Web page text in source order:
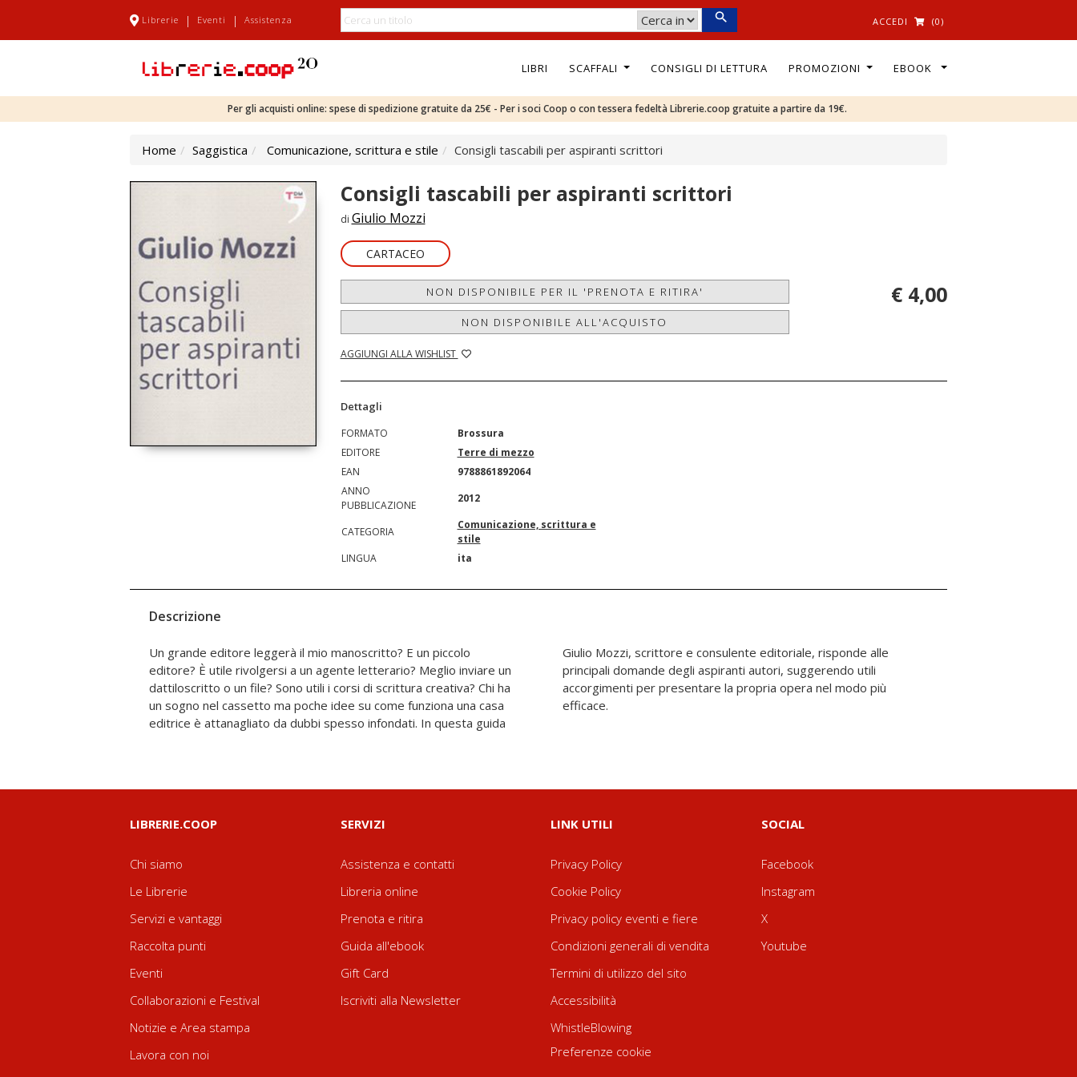
Librerie | Eventi | Assistenza ACCEDI (0)
LIBRI SCAFFALI CONSIGLI DI LETTURA PROMOZIONI EBOOK
Per gli acquisti online: spese di spedizione gratuite da 25€ - Per i soci Coop o con tessera fedeltà Librerie.coop gratuite a partire da 19€.
Home Saggistica Comunicazione, scrittura e stile Consigli tascabili per aspiranti scrittori
Consigli tascabili per aspiranti scrittori
di Giulio Mozzi
CARTACEO
NON DISPONIBILE PER IL 'PRENOTA E RITIRA'
NON DISPONIBILE ALL'ACQUISTO
AGGIUNGI ALLA WISHLIST
€ 4,00
Dettagli
FORMATO
Brossura
EDITORE
Terre di mezzo
EAN
9788861892064
ANNO
PUBBLICAZIONE
2012
CATEGORIA
Comunicazione, scrittura e
stile
LINGUA
ita
Descrizione
Un grande editore leggerà il mio manoscritto? E un piccolo
editore? È utile rivolgersi a un agente letterario? Meglio inviare un
dattiloscritto o un file? Sono utili i corsi di scrittura creativa? Chi ha
un sogno nel cassetto ma poche idee su come funziona una casa
editrice è attanagliato da dubbi spesso infondati. In questa guida
Giulio Mozzi, scrittore e consulente editoriale, risponde alle
principali domande degli aspiranti autori, suggerendo utili
accorgimenti per presentare la propria opera nel modo più
efficace.
LIBRERIE.COOP
Chi siamo
Le Librerie
Servizi e vantaggi
Raccolta punti
Eventi
Collaborazioni e Festival
Notizie e Area stampa
Lavora con noi
SERVIZI
Assistenza e contatti
Libreria online
Prenota e ritira
Guida all'ebook
Gift Card
Iscriviti alla Newsletter
LINK UTILI
Privacy Policy
Cookie Policy
Privacy policy eventi e fiere
Condizioni generali di vendita
Termini di utilizzo del sito
Accessibilità
WhistleBlowing
Preferenze cookie
SOCIAL
Facebook
Instagram
X
Youtube